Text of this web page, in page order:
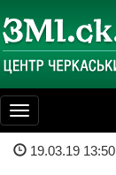
Toggle
navigation
19.03.19 13:50